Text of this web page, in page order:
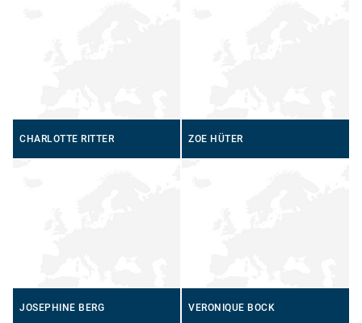
CHARLOTTE RITTER ZOE HÜTER
JOSEPHINE BERG VERONIQUE BOCK